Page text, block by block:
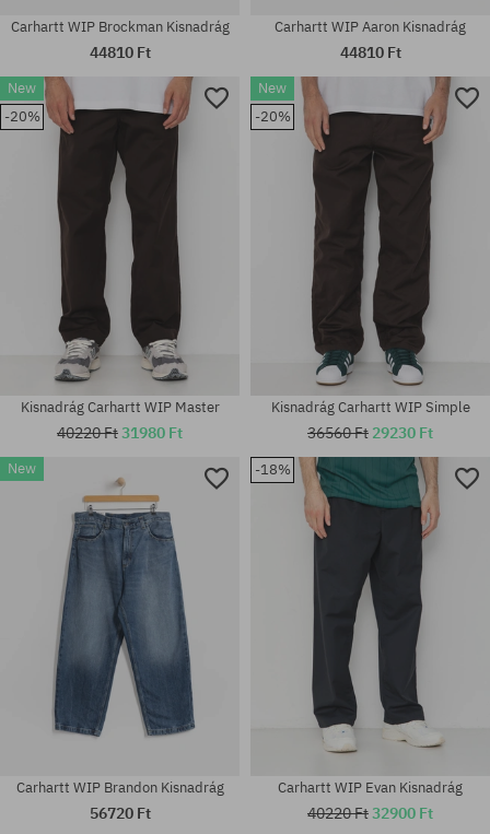
Elérhető méretek:
S; M; L; XL
Elérhető méretek:
S; L
Elérhető méretek:
S; M; L; XL
Carhartt WIP Brockman Kisnadrág
44810 Ft
Elérhető méretek:
30; 31; 32; 33; 34
Carhartt WIP Aaron Kisnadrág
44810 Ft
New
-20%
Kisnadrág Carhartt WIP Master
40220 Ft31980 Ft
New
-20%
Kisnadrág Carhartt WIP Simple
36560 Ft 29230 Ft
New
Carhartt WIP Brandon Kisnadrág
56720 Ft
-18%
Carhartt WIP Evan Kisnadrág
40220 Ft32900 Ft